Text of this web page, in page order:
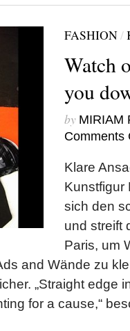
FASHION/
Watch
you
by MIRIAM
Comments
Klare
Kunstfigur
sich den
und streift
Paris, um
and Wände zu
„Straight edge
for a cause,“